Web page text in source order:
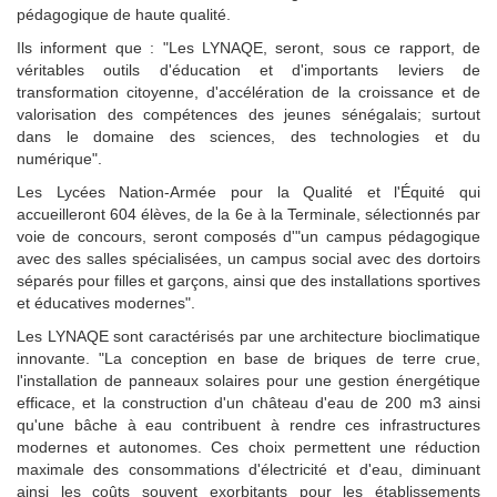
pédagogique de haute qualité.
Ils informent que : "Les LYNAQE, seront, sous ce rapport, de
véritables outils d'éducation et d'importants leviers de
transformation citoyenne, d'accélération de la croissance et de
valorisation des compétences des jeunes sénégalais; surtout
dans le domaine des sciences, des technologies et du
numérique".
Les Lycées Nation-Armée pour la Qualité et l'Équité qui
accueilleront 604 élèves, de la 6e à la Terminale, sélectionnés par
voie de concours, seront composés d'"un campus pédagogique
avec des salles spécialisées, un campus social avec des dortoirs
séparés pour filles et garçons, ainsi que des installations sportives
et éducatives modernes".
Les LYNAQE sont caractérisés par une architecture bioclimatique
innovante. "La conception en base de briques de terre crue,
l'installation de panneaux solaires pour une gestion énergétique
efficace, et la construction d'un château d'eau de 200 m3 ainsi
qu'une bâche à eau contribuent à rendre ces infrastructures
modernes et autonomes. Ces choix permettent une réduction
maximale des consommations d'électricité et d'eau, diminuant
ainsi les coûts souvent exorbitants pour les établissements